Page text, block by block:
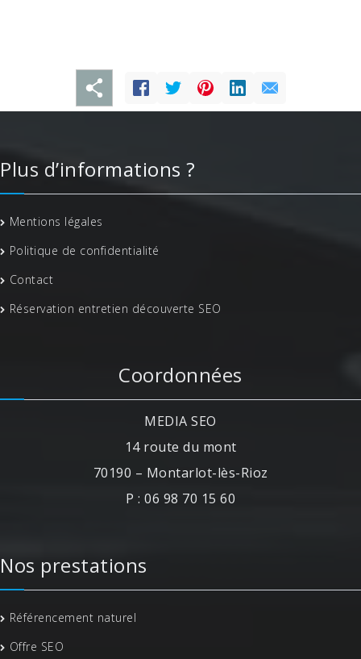
Plus d’informations ?
Mentions légales
Politique de confidentialité
Contact
Réservation entretien découverte SEO
Coordonnées
MEDIA SEO
14 route du mont
70190 – Montarlot-lès-Rioz
P : 06 98 70 15 60
Nos prestations
Référencement naturel
Offre SEO